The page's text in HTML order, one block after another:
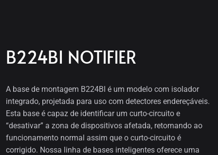
B224BI NOTIFIER
A base de montagem B224BI é um modelo com isolador
integrado, projetada para uso com detectores endereçáveis.
Esta base é capaz de identificar um curto-circuito e
“desativar” a zona de dispositivos afetada, retornando ao
funcionamento normal assim que o curto-circuito é
corrigido. Nossa linha de bases inteligentes oferece uma